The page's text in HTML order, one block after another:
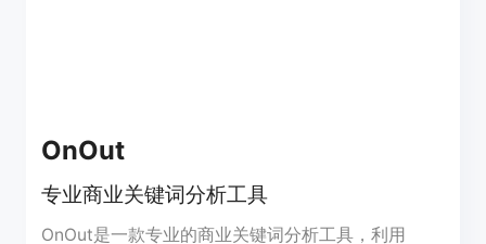
OnOut
专业商业关键词分析工具
OnOut是一款专业的商业关键词分析工具，利用